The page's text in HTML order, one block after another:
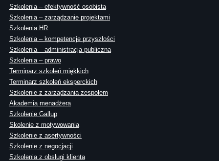
Szkolenia – efektywność osobista
Szkolenia – zarządzanie projektami
Szkolenia HR
Szkolenia – kompetencje przyszłości
Szkolenia – administracja publiczna
Szkolenia – prawo
Terminarz szkoleń miękkich
Terminarz szkoleń eksperckich
Szkolenie z zarządzania zespołem
Akademia menadżera
Szkolenie Gallup
Skolenie z motywowania
Szkolenie z asertywności
Szkolenie z negocjacji
Szkolenia z obsługi klienta